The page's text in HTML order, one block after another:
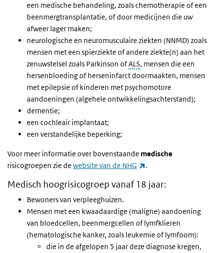
een medische behandeling, zoals chemotherapie of een
beenmergtransplantatie, of door medicijnen die uw
afweer lager maken;
neurologische en neuromusculaire ziekten (NNMD) zoals
mensen met een spierziekte of andere ziekte(n) aan het
zenuwstelsel zoals Parkinson ofALS, mensen die een
hersenbloeding of herseninfarct doormaakten, mensen
met epilepsie of kinderen met psychomotore
aandoeningen (algehele ontwikkelingsachterstand);
dementie;
een cochleair implantaat;
een verstandelijke beperking;
Voor meer informatie over bovenstaande medische
risicogroepen zie de website van de NHG (externe link)
.
Medisch hoogrisicogroep vanaf 18 jaar:
Bewoners van verpleeghuizen.
Mensen met een kwaadaardige (maligne) aandoening
van bloedcellen, beenmergcellen of lymfklieren
(hematologische kanker, zoals leukemie of lymfoom):
die in de afgelopen 5 jaar deze diagnose kregen,